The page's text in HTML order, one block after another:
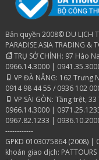
Bản quyền 2008© DU LỊCH
PARADISE ASIA TRADING &
TRỤ SỞ CHÍNH: 97 Hào
0966.14.3000 |
VP ĐÀ NẴNG: 162 Trưng
0914 98 44 55 / 0936 102
VP SÀI GÒN: Tầng trệt,
0966.14.3000 |
0967.82.1233 |
------------
GPKD 0103075864 (2008) |
khoản giao dịch: